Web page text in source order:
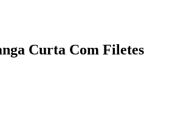
Curta Com Filetes